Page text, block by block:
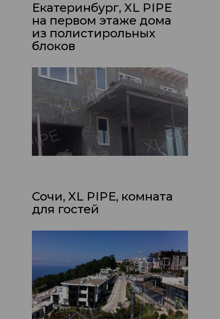
Екатеринбург, XL PIPE
на первом этаже дома
из полистирольных
блоков
Сочи, XL PIPE, комната
для гостей